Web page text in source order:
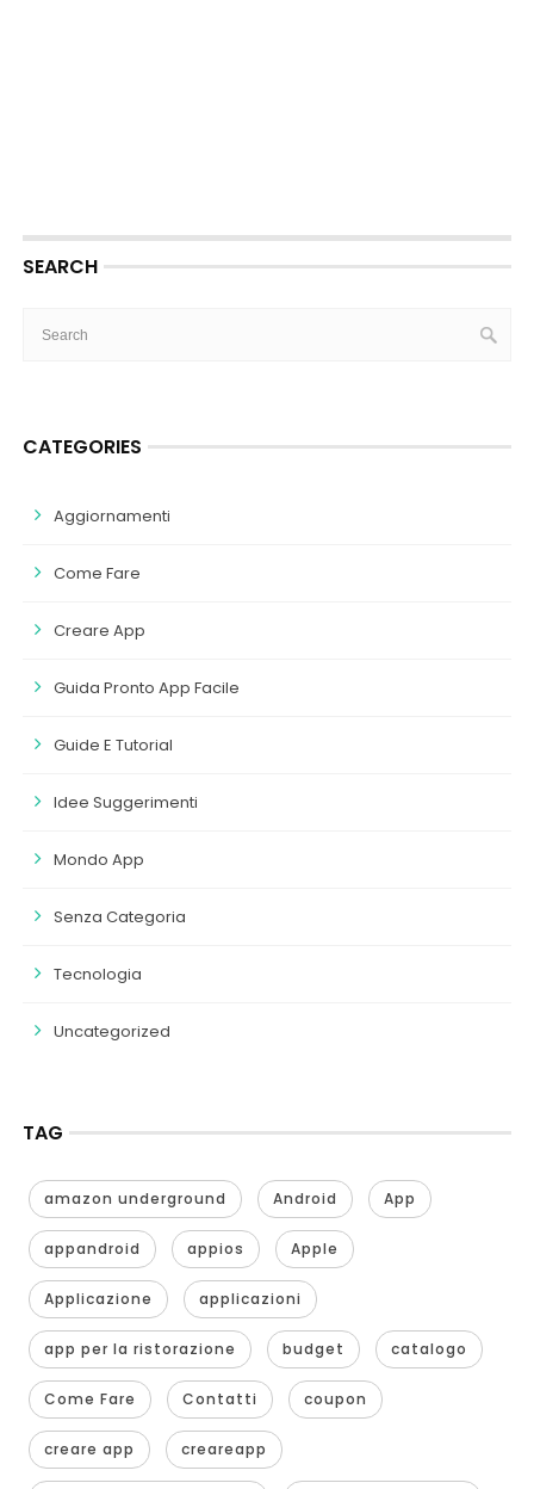
SEARCH
CATEGORIES
Aggiornamenti
Come Fare
Creare App
Guida Pronto App Facile
Guide E Tutorial
Idee Suggerimenti
Mondo App
Senza Categoria
Tecnologia
Uncategorized
TAG
amazon underground Android App
appandroid appios Apple
Applicazione applicazioni
app per la ristorazione budget catalogo
Come Fare Contatti coupon
creare app creareapp